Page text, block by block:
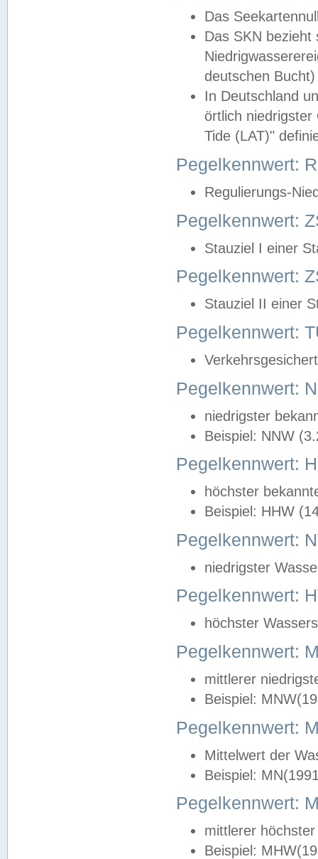
Das
Das SKN
deutschen
In Deutschland
örtlich
Tide (LAT)"
Pegelkennwert:
Regulierungs-
Pegelkennwert:
Stauziel I einer
Pegelkennwert:
Stauziel II einer
Pegelkennwert:
Pegelkennwert:
niedrigster
Beispiel: NNW
Pegelkennwert:
höchster
Beispiel: HHW
Pegelkennwert:
niedrigster
Pegelkennwert:
höchster
Pegelkennwert:
mittlerer
Beispiel:
Pegelkennwert:
Mittelwert der
Beispiel:
Pegelkennwert:
mittlerer
Beispiel: